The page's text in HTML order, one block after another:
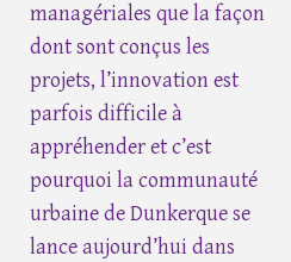
managériales que la façon
dont sont conçus les
projets, l’innovation est
parfois difficile à
appréhender et c’est
pourquoi la communauté
urbaine de Dunkerque se
lance aujourd’hui dans